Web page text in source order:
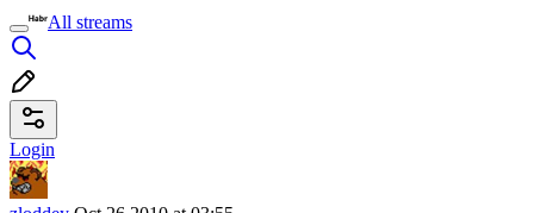
All streams
Login